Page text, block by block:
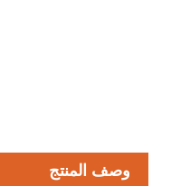
وصف المنتج